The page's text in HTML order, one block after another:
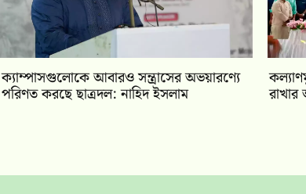
ক্যাম্পাসগুলোকে আবারও সন্ত্রাসের অভয়ারণ্যে
পরিণত করছে ছাত্রদল: নাহিদ ইসলাম রাখার